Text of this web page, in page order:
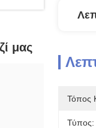
μας
Τόπος
Τύπος: